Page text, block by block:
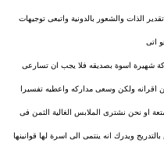
الذات والشعور بالدونية واتبعى توجيهات
اتى
شهيرة اسوة بصديقه فلا يجب ان تسارعى
اقرانه ولكن وسعى مداركه واعطيه تفسيرا
او نحن نشترى الملابس الغالية الثمن فى
ويدرك انه ينتمى الى اسرة لها قوانينها